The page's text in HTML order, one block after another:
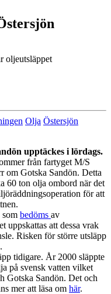
oljeutsläppet
Olja Östersjön
upptäckes i lördags.
från fartyget M/S
om Gotska Sandön. Detta
60 ton olja ombord när det
för att
som bedöms av
uppskattas att dessa vrak
Risken för större utsläpp
tidigare. År 2000 släppte
på svensk vatten vilket
Gotska Sandön. Det och
mer att läsa om här.